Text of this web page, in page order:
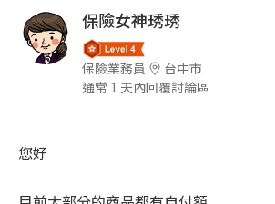
保險女神琇琇
保險業務員
台中市
通常 1 天內回覆討論區
您好